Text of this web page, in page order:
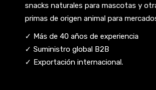
snacks naturales para mascotas y
primas de origen animal para
✓ Más de 40 años de experiencia
✓ Suministro global B2B
✓ Exportación internacional.